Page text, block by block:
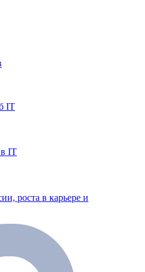
IT
IT
роста в карьере и